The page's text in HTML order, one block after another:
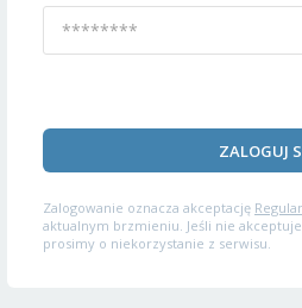
ZALOGUJ
Zalogowanie oznacza akceptację
aktualnym brzmieniu. Jeśli nie
prosimy o niekorzystanie z serwisu.